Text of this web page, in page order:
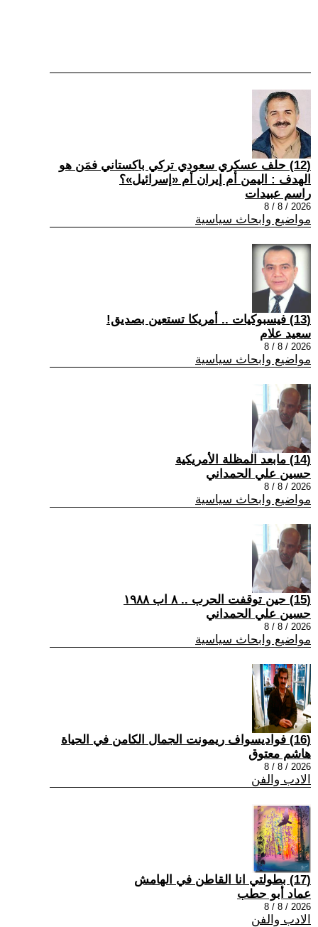
(12) حلف عسكري سعودي تركي باكستاني فمَن هو
الهدف : اليمن أم إيران أم «إسرائيل»؟
راسم عبيدات
2026 / 8 / 8
مواضيع وابحاث سياسية
(13) فيسبوكيات .. أمريكا تستعين بصديق!
سعيد علام
2026 / 8 / 8
مواضيع وابحاث سياسية
(14) مابعد المظلة الأمريكية
حسين علي الحمداني
2026 / 8 / 8
مواضيع وابحاث سياسية
(15) حين توقفت الحرب .. ٨ اب ١٩٨٨
حسين علي الحمداني
2026 / 8 / 8
مواضيع وابحاث سياسية
(16) فواديسواف ريمونت الجمال الكامن في الحياة
هاشم معتوق
2026 / 8 / 8
الادب والفن
(17) بطولتي انا القاطن في الهامش
عماد أبو حطب
2026 / 8 / 8
الادب والفن